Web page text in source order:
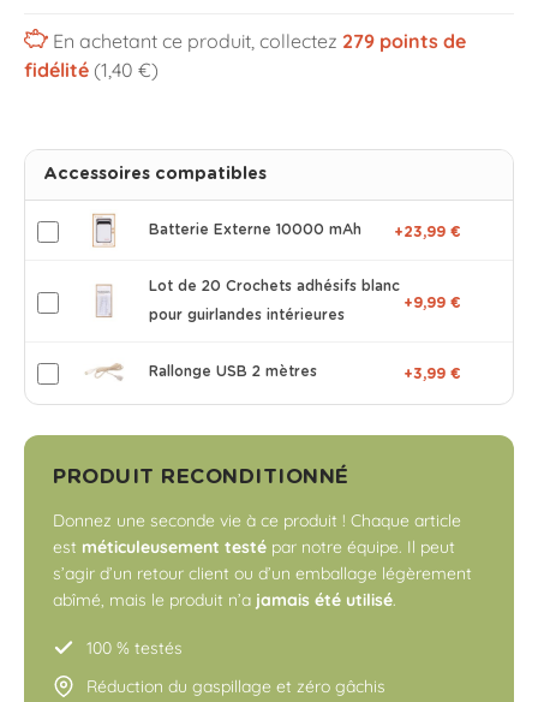
En achetant ce produit, collectez 279points de
fidélité (1,40 €)
Accessoires compatibles
Batterie Externe 10000 mAh +23,99 €
Lot de 20 Crochets adhésifs blanc
pour guirlandes intérieures
+9,99 €
Rallonge USB 2 mètres +3,99 €
PRODUIT RECONDITIONNÉ
Donnez une seconde vie à ce produit ! Chaque article
est méticuleusement testé par notre équipe. Il peut
s’agir d’un retour client ou d’un emballage légèrement
abîmé, mais le produit n’a jamais été utilisé.
100 % testés
Réduction du gaspillage et zéro gâchis